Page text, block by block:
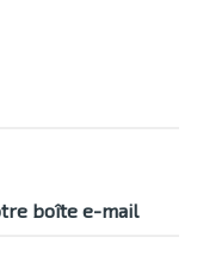
boîte e-mail